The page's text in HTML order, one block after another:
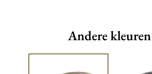
Andere kleuren